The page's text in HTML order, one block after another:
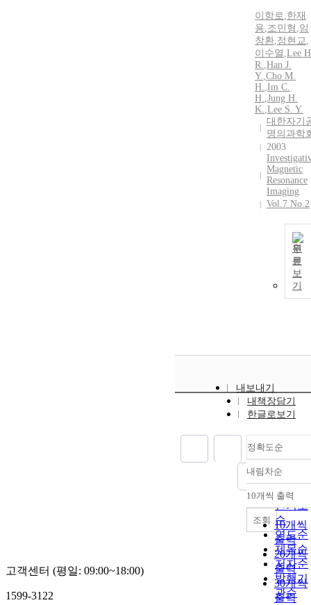
이항로,한재
용,조민형 ,임
창환,정현교,
이수열 ,Lee
R.,Han J.
Y.,Cho M.
H.,Im C.
H.,Jung H.
K.,Lee S. Y.
대한자기
명의과학
2003
Magnetic
Resonance
Imaging
Vol.7 No.2
원
문
보
기
내보내기
내책장담기
한글로보기
정확도순
정확도
순
인기도
순
연도순
제목순
저자순
발행기
관순
내림차순
내림차
10개씩 출력
10개씩
출력
20개씩
출력
30개씩
출력
조회
고객센터 (평일: 09:00~18:00)
1599-3122